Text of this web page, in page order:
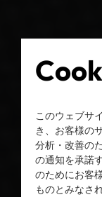
このウェブサ
き、お客様の
分析・改善の
の通知を承諾
のためにお客
ものとみなさ